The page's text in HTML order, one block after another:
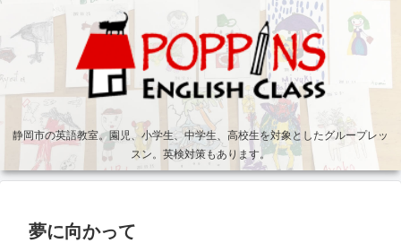
静岡市の英語教室。園児、小学生、中学生、高校生を対象としたグループレッ
スン。英検対策もあります。
夢に向かって